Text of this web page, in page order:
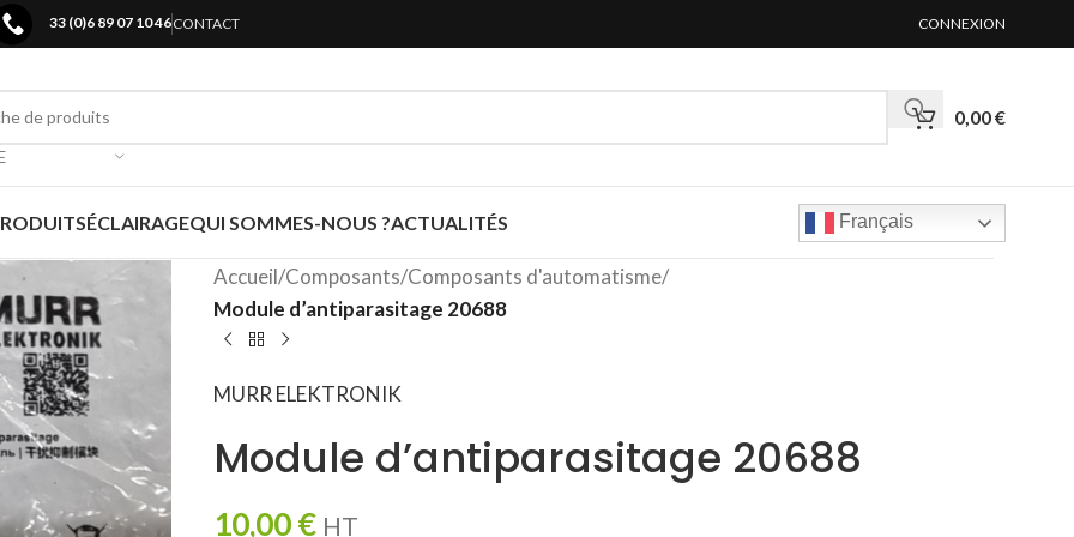
33 (0)6 89 07 10 46CONTACT CONNEXION
0,00€
ÉCLAIRAGEQUI SOMMES-NOUS ?ACTUALITÉS Français
Accueil/Composants/Composants d'automatisme/
Module d’antiparasitage 20688
MURR ELEKTRONIK
Module d’antiparasitage 20688
10,00€ HT